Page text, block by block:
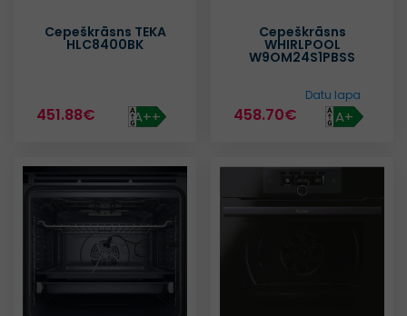
Cepeškrāsns TEKA
HLC8400BK
451.88€ A++
Cepeškrāsns
WHIRLPOOL
W9OM24S1PBSS
458.70€ A+
Datu lapa